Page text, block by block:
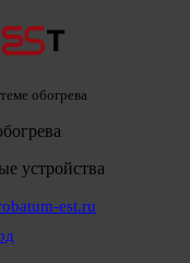
обогрева
устройства
est.ru